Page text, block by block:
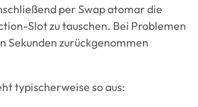
per Swap atomar die
Slot zu tauschen. Bei Problemen
Sekunden zurückgenommen
typischerweise so aus: